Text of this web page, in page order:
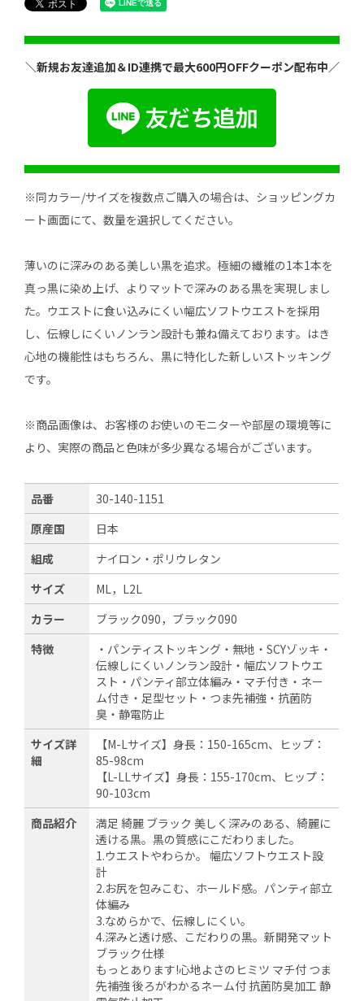
＼新規お友達追加＆ID連携で最大600円OFFクーポン配布中／
※同カラー/サイズを複数点ご購入の場合は、ショッピングカ
ート画面にて、数量を選択してください。
薄いのに深みのある美しい黒を追求。極細の繊維の1本1本を
真っ黒に染め上げ、よりマットで深みのある黒を実現しまし
た。ウエストに食い込みにくい幅広ソフトウエストを採用
し、伝線しにくいノンラン設計も兼ね備えております。はき
心地の機能性はもちろん、黒に特化した新しいストッキング
です。
※商品画像は、お客様のお使いのモニターや部屋の環境等に
より、実際の商品と色味が多少異なる場合がございます。
品番
30-140-1151
原産国
日本
組成
ナイロン・ポリウレタン
サイズ
ML，L2L
カラー
ブラック090，ブラック090
特徴
・パンティストッキング・無地・SCYゾッキ・
伝線しにくいノンラン設計・幅広ソフトウエ
スト・パンティ部立体編み・マチ付き・ネー
ム付き・足型セット・つま先補強・抗菌防
臭・静電防止
サイズ詳
細
【M-Lサイズ】身長：150-165cm、ヒップ：
85-98cm
【L-LLサイズ】身長：155-170cm、ヒップ：
90-103cm
商品紹介
満足 綺麗 ブラック 美しく深みのある、綺麗に
透ける黒。黒の質感にこだわりました。
1.ウエストやわらか。 幅広ソフトウエスト設
計
2.お尻を包みこむ、ホールド感。パンティ部立
体編み
3.なめらかで、伝線しにくい。
4.深みと透け感、こだわりの黒。新開発マット
ブラック仕様
もっとあります!心地よさのヒミツ マチ付 つま
先補強 後ろがわかるネーム付 抗菌防臭加工 静